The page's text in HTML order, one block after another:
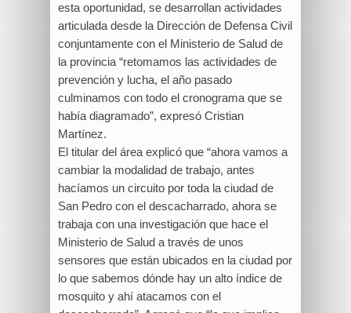
esta oportunidad, se desarrollan actividades
articulada desde la Dirección de Defensa Civil
conjuntamente con el Ministerio de Salud de
la provincia “retomamos las actividades de
prevención y lucha, el año pasado
culminamos con todo el cronograma que se
había diagramado”, expresó Cristian
Martínez.
El titular del área explicó que “ahora vamos a
cambiar la modalidad de trabajo, antes
hacíamos un circuito por toda la ciudad de
San Pedro con el descacharrado, ahora se
trabaja con una investigación que hace el
Ministerio de Salud a través de unos
sensores que están ubicados en la ciudad por
lo que sabemos dónde hay un alto índice de
mosquito y ahí atacamos con el